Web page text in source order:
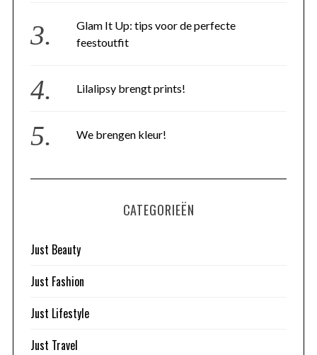
Glam It Up: tips voor de perfecte
feestoutfit
Lilalipsy brengt prints!
We brengen kleur!
CATEGORIEËN
Just Beauty
Just Fashion
Just Lifestyle
Just Travel